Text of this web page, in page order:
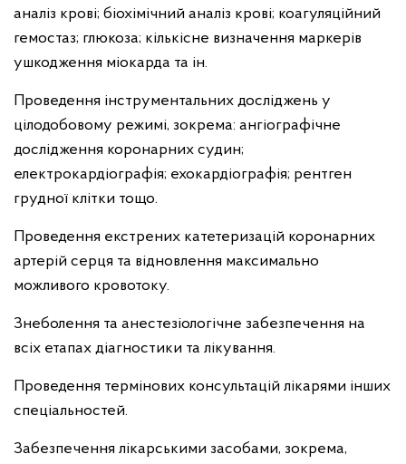
аналіз крові; біохімічний аналіз крові; коагуляційний
гемостаз; глюкоза; кількісне визначення маркерів
ушкодження міокарда та ін.
Проведення інструментальних досліджень у
цілодобовому режимі, зокрема: ангіографічне
дослідження коронарних судин;
електрокардіографія; ехокардіографія; рентген
грудної клітки тощо.
Проведення екстрених катетеризацій коронарних
артерій серця та відновлення максимально
можливого кровотоку.
Знеболення та анестезіологічне забезпечення на
всіх етапах діагностики та лікування.
Проведення термінових консультацій лікарями інших
спеціальностей.
Забезпечення лікарськими засобами, зокрема,